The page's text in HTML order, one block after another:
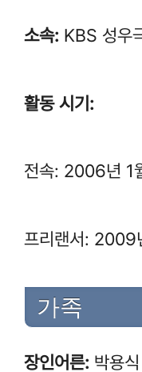
소속: KBS 성우
활동 시기:
전속: 2006년 1
프리랜서: 2009
가족
장인어른: 박용식